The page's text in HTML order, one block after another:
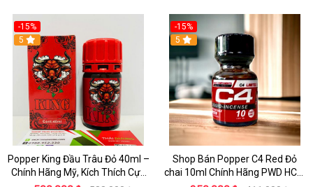
-15%
5
Popper King Đầu Trâu Đỏ 40ml –
Chính Hãng Mỹ, Kích Thích Cực
-15%
5
Shop Bán Popper C4 Red Đỏ
chai 10ml Chính Hãng PWD HCM